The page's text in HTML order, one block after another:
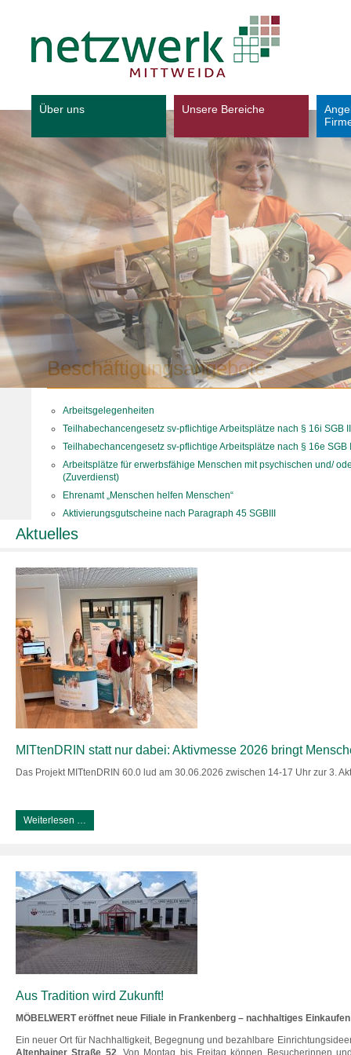
Über uns Unsere Bereiche
Beschäftigungsangebote
Arbeitsgelegenheiten
Teilhabechancengesetz sv-pflichtige Arbeitsplätze nach § 16i SGB II
Teilhabechancengesetz sv-pflichtige Arbeitsplätze nach § 16e SGB
Arbeitsplätze für erwerbsfähige Menschen mit psychischen und/
(Zuverdienst)
Ehrenamt „Menschen helfen Menschen“
Aktivierungsgutscheine nach Paragraph 45 SGBIII
Aktuelles
MITtenDRIN statt nur dabei: Aktivmesse 2026 bringt
Das Projekt MITtenDRIN 60.0 lud am 30.06.2026 zwischen 14-17 Uhr zur 3.
Weiterlesen …
Aus Tradition wird Zukunft!
MÖBELWERT eröffnet neue Filiale in Frankenberg – nachhaltiges
Ein neuer Ort für Nachhaltigkeit, Begegnung und bezahlbare
Altenhainer Straße 52. Von Montag bis Freitag können Besucherinnen